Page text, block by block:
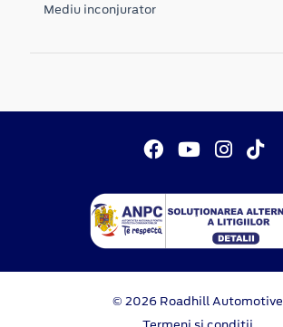
Mediu inconjurator
© 2026 Roadhill Automotive